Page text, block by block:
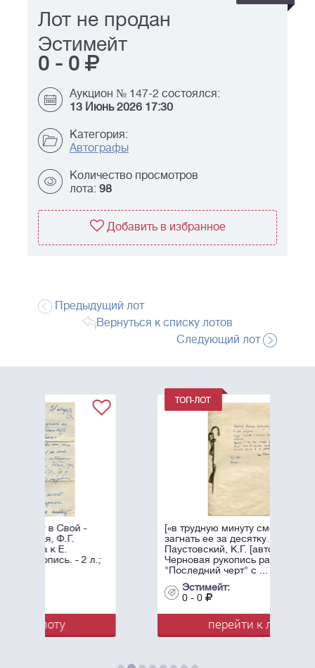
Лот не продан
Эстимейт
0 - 0
Аукцион № 147-2 состоялся:
13 Июнь 2026 17:30
Категория:
Автографы
Количество просмотров
лота: 98
Добавить в избранное
Предыдущий лот
Вернуться к списку лотов
Следующий лот
[«в трудную минуту сможете
загнать ее за десятку…»]
Паустовский, К.Г. [автограф].
Черновая рукопись рассказа
"Последний черт" с ...